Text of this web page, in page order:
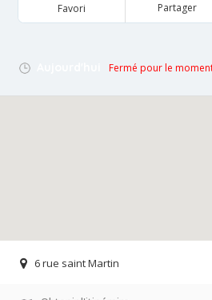
Favori Partager
Fermé pour le
6 rue saint Martin